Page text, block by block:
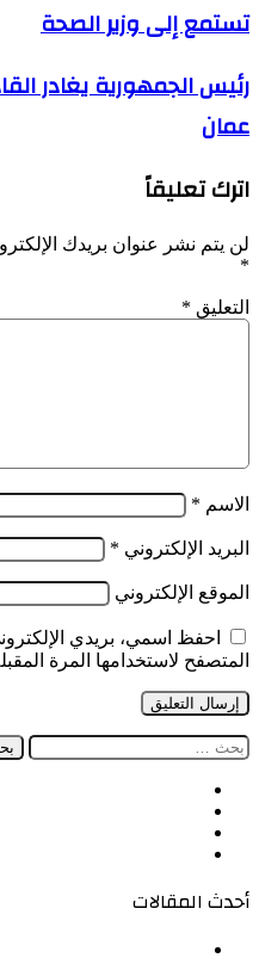
والميزانية
بالمجلس
الوطني
إلى
الصحة
تستمع إلى وزير الصحة
رئيس
الجمهورية
يغادر
القاهرة
إلى
عمان
رئيس الجمهورية يغادر
عمان
اترك تعليقاً
لن يتم نشر عنوان بريدك
*
التعليق *
الاسم *
البريد الإلكتروني *
الموقع الإلكتروني
احفظ اسمي، بريدي
المتصفح لاستخدامها المرة
البحث
أحدث المقالات